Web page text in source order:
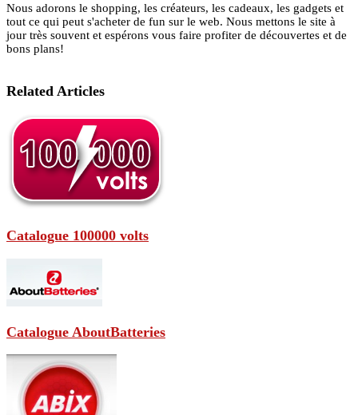
Nous adorons le shopping, les créateurs, les cadeaux, les gadgets et
tout ce qui peut s'acheter de fun sur le web. Nous mettons le site à
jour très souvent et espérons vous faire profiter de découvertes et de
bons plans!
Related Articles
Catalogue 100000 volts
Catalogue AboutBatteries